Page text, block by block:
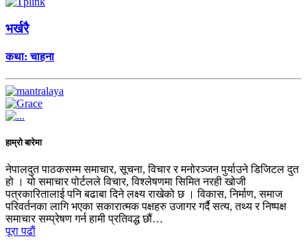
भर्खरै
कथा: चाहना
हाम्रो बारेमा
नेपालदुत पाठकसम्म समाचार, सूचना, विचार र मनोरञ्जन पुर्याउने डिजिटल दुत
हो । यो समाचार पोर्टलले विचार, विश्लेषणमा सिमित नरही खोजी
पत्रकारितालाई पनि बढाबा दिने लक्ष्य राखेको छ । विकास, निर्माण, समाज
परिवर्तनका लागि भएका सकारात्मक पक्षहरु उजागर गर्दै सत्य, तथ्य र निष्पक्ष
समाचार सम्प्रेषण गर्न हामी प्रतिवद्ध छौं…
पूरा पढाैं